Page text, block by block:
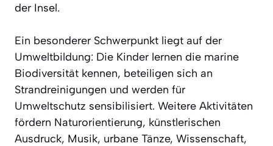
der Insel.
Ein besonderer Schwerpunkt liegt auf der
Umweltbildung: Die Kinder lernen die marine
Biodiversität kennen, beteiligen sich an
Strandreinigungen und werden für
Umweltschutz sensibilisiert. Weitere Aktivitäten
fördern Naturorientierung, künstlerischen
Ausdruck, Musik, urbane Tänze, Wissenschaft,